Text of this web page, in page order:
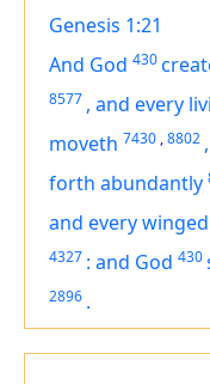
Genesis 1:21
And God 430
8577 , and every
moveth 7430 ,8802 ,
forth abundantly
and every winged
4327 : and God 430
2896 .